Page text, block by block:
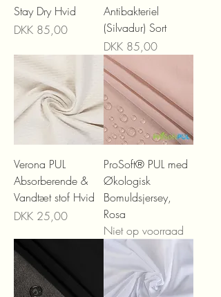
Stay Dry Hvid
Prijs
DKK 85,00
Antibakteriel
(Silvadur) Sort
Prijs
DKK 85,00
Verona PUL
Absorberende &
Vandtæt stof Hvid
Prijs
DKK 25,00
ProSoft® PUL med
Økologisk
Bomuldsjersey,
Rosa
Niet op voorraad